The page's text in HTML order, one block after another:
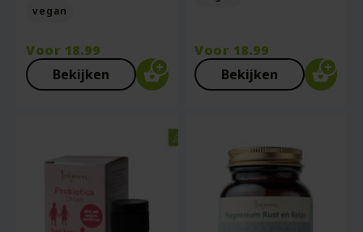
vegan
Voor 18.99
Bekijken
Voor 18.99
Bekijken